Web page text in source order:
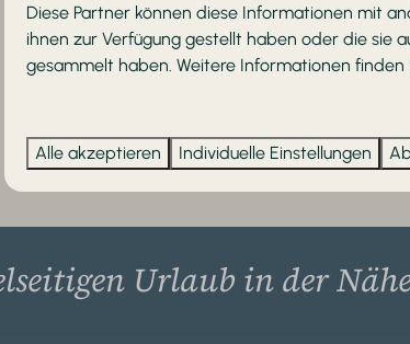
Urlaub in der
Diese Partner können diese Informationen mit
ihnen zur Verfügung gestellt haben oder die sie
gesammelt haben. Weitere Informationen finden
Alle akzeptieren Individuelle Einstellungen